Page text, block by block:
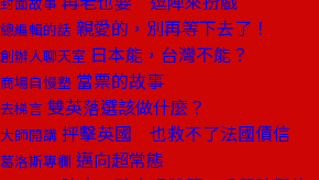
總編輯的話 親愛的，別再等下去了！
創辦人聊天室 日本能，台灣不能？
商場自慢塾 當票的故事
去梯言 雙英落選該做什麼？
大師開講 抨擊英國 也救不了法國債信
葛洛斯專欄 邁向超常態